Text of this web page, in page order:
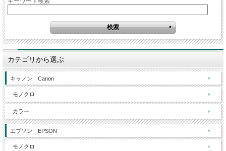
カテゴリから選ぶ
キャノン Canon
モノクロ
カラー
エプソン EPSON
モノクロ